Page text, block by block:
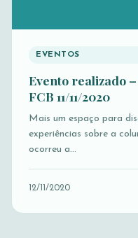
EVENTOS
Evento realizado
FCB 11/11/2020
Mais um espaço para
experiências sobre a
ocorreu a…
12/11/2020